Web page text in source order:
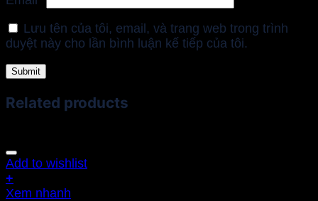
Lưu tên của tôi, email, và trang web trong trình
duyệt này cho lần bình luận kế tiếp của tôi.
Related products
Add to wishlist
+
Xem nhanh